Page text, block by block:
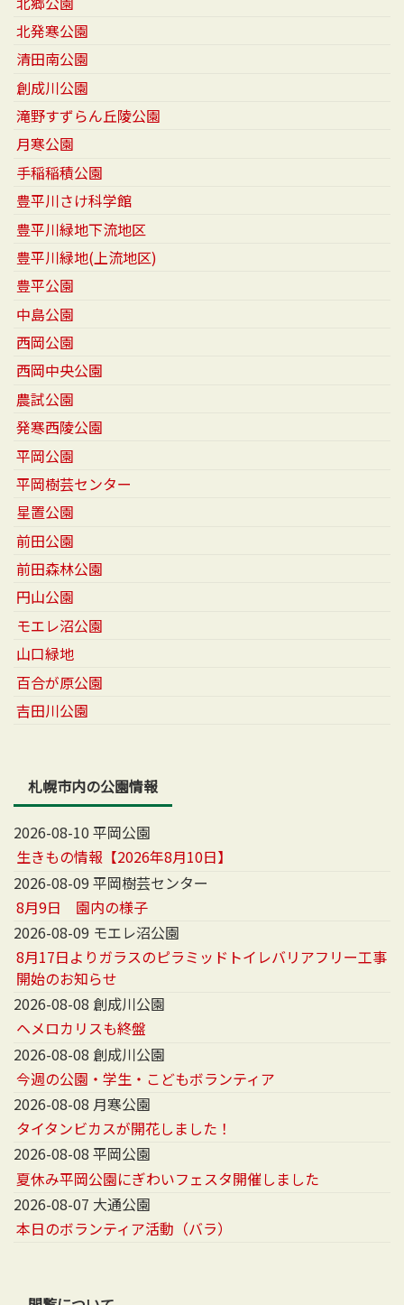
北発寒公園
清田南公園
創成川公園
滝野すずらん丘陵公園
月寒公園
手稲稲積公園
豊平川さけ科学館
豊平川緑地下流地区
豊平川緑地(上流地区)
豊平公園
中島公園
西岡公園
西岡中央公園
農試公園
発寒西陵公園
平岡公園
平岡樹芸センター
星置公園
前田公園
前田森林公園
円山公園
モエレ沼公園
山口緑地
百合が原公園
吉田川公園
札幌市内の公園情報
2026-08-10 平岡公園
生きもの情報【2026年8月10日】
2026-08-09 平岡樹芸センター
8月9日 園内の様子
2026-08-09 モエレ沼公園
8月17日よりガラスのピラミッドトイレバリアフリー工事
開始のお知らせ
2026-08-08 創成川公園
ヘメロカリスも終盤
2026-08-08 創成川公園
今週の公園・学生・こどもボランティア
2026-08-08 月寒公園
タイタンビカスが開花しました！
2026-08-08 平岡公園
夏休み平岡公園にぎわいフェスタ開催しました
2026-08-07 大通公園
本日のボランティア活動（バラ）